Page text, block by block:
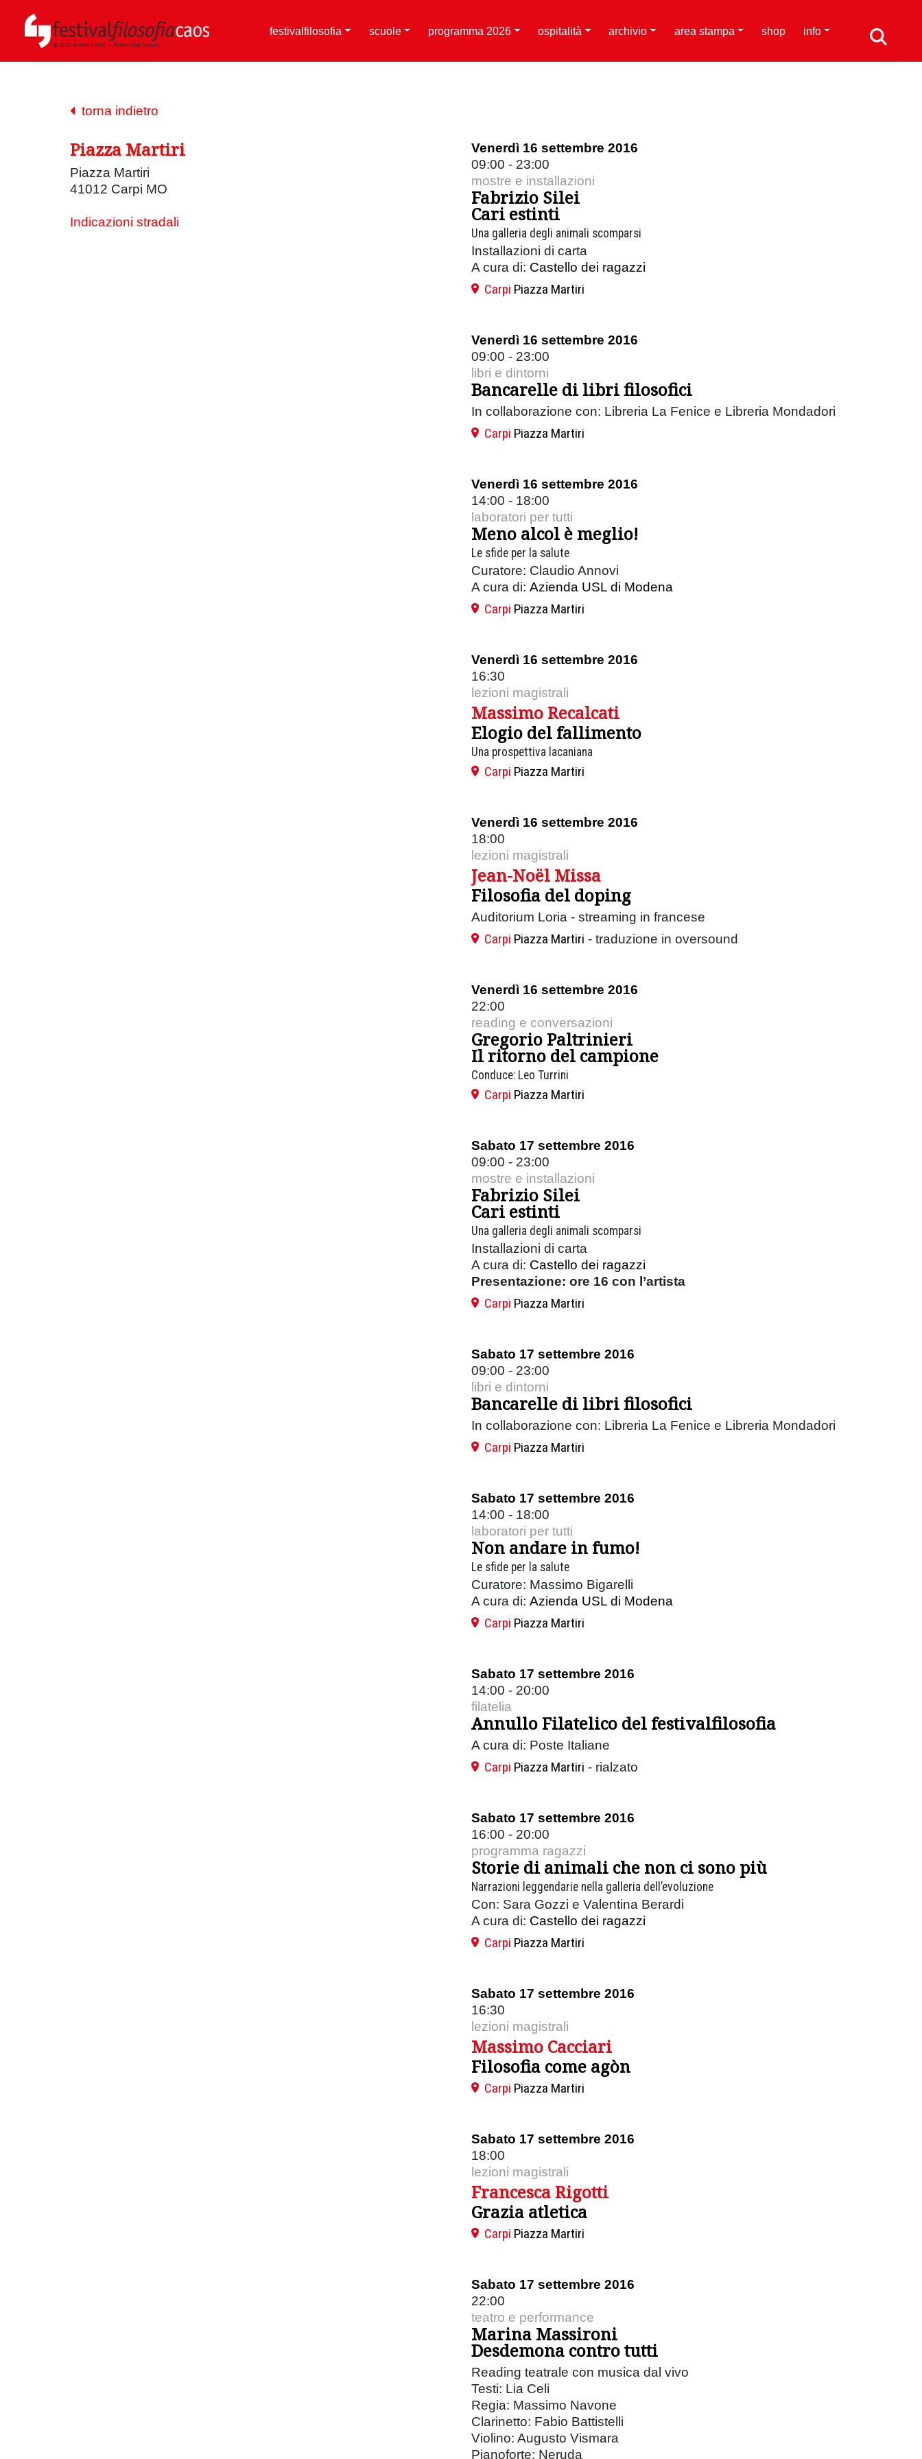
festivalfilosofia scuole programma 2026 ospitalità archivio area stampa shop info
torna indietro
Piazza Martiri
Piazza Martiri
41012 Carpi MO
Indicazioni stradali
Venerdì 16 settembre 2016
09:00 - 23:00
mostre e installazioni
Fabrizio Silei
Cari estinti
Una galleria degli animali scomparsi
Installazioni di carta
A cura di: Castello dei ragazzi
Carpi Piazza Martiri
Venerdì 16 settembre 2016
09:00 - 23:00
libri e dintorni
Bancarelle di libri filosofici
In collaborazione con: Libreria La Fenice e Libreria Mondadori
Carpi Piazza Martiri
Venerdì 16 settembre 2016
14:00 - 18:00
laboratori per tutti
Meno alcol è meglio!
Le sfide per la salute
Curatore: Claudio Annovi
A cura di: Azienda USL di Modena
Carpi Piazza Martiri
Venerdì 16 settembre 2016
16:30
lezioni magistrali
Massimo Recalcati
Elogio del fallimento
Una prospettiva lacaniana
Carpi Piazza Martiri
Venerdì 16 settembre 2016
18:00
lezioni magistrali
Jean-Noël Missa
Filosofia del doping
Auditorium Loria - streaming in francese
Carpi Piazza Martiri - traduzione in oversound
Venerdì 16 settembre 2016
22:00
reading e conversazioni
Gregorio Paltrinieri
Il ritorno del campione
Conduce: Leo Turrini
Carpi Piazza Martiri
Sabato 17 settembre 2016
09:00 - 23:00
mostre e installazioni
Fabrizio Silei
Cari estinti
Una galleria degli animali scomparsi
Installazioni di carta
A cura di: Castello dei ragazzi
Presentazione: ore 16 con l’artista
Carpi Piazza Martiri
Sabato 17 settembre 2016
09:00 - 23:00
libri e dintorni
Bancarelle di libri filosofici
In collaborazione con: Libreria La Fenice e Libreria Mondadori
Carpi Piazza Martiri
Sabato 17 settembre 2016
14:00 - 18:00
laboratori per tutti
Non andare in fumo!
Le sfide per la salute
Curatore: Massimo Bigarelli
A cura di: Azienda USL di Modena
Carpi Piazza Martiri
Sabato 17 settembre 2016
14:00 - 20:00
filatelia
Annullo Filatelico del festivalfilosofia
A cura di: Poste Italiane
Carpi Piazza Martiri - rialzato
Sabato 17 settembre 2016
16:00 - 20:00
programma ragazzi
Storie di animali che non ci sono più
Narrazioni leggendarie nella galleria dell’evoluzione
Con: Sara Gozzi e Valentina Berardi
A cura di: Castello dei ragazzi
Carpi Piazza Martiri
Sabato 17 settembre 2016
16:30
lezioni magistrali
Massimo Cacciari
Filosofia come agòn
Carpi Piazza Martiri
Sabato 17 settembre 2016
18:00
lezioni magistrali
Francesca Rigotti
Grazia atletica
Carpi Piazza Martiri
Sabato 17 settembre 2016
22:00
teatro e performance
Marina Massironi
Desdemona contro tutti
Reading teatrale con musica dal vivo
Testi: Lia Celi
Regia: Massimo Navone
Clarinetto: Fabio Battistelli
Violino: Augusto Vismara
Pianoforte: Neruda